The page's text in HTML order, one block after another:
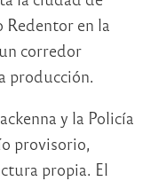
Redentor en la
corredor
producción.
y la Policía
provisorio,
propia. El